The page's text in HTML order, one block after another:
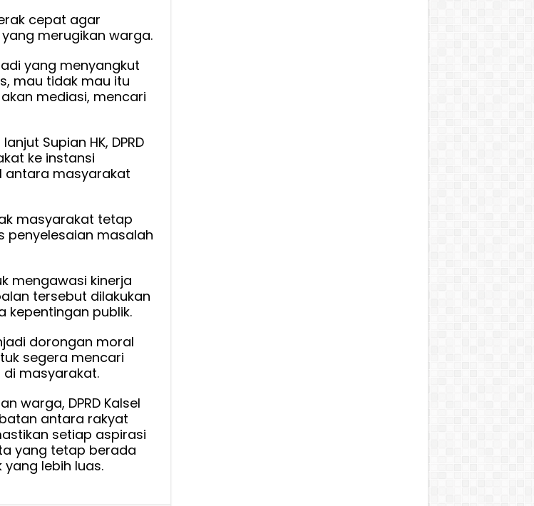
cepat agar
merugikan warga.
yang menyangkut
mau tidak mau itu
mediasi, mencari
Supian HK, DPRD
ke instansi
antara masyarakat
masyarakat tetap
penyelesaian masalah
mengawasi kinerja
tersebut dilakukan
kepentingan publik.
dorongan moral
segera mencari
masyarakat.
warga, DPRD Kalsel
antara rakyat
setiap aspirasi
yang tetap berada
lebih luas.